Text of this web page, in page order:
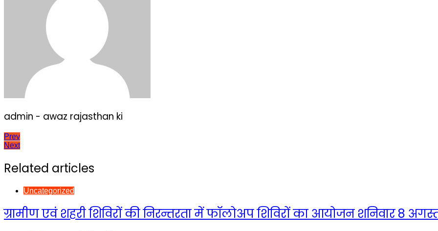
admin - awaz rajasthan ki
Post
Prev
Next
Related articles
Uncategorized
ग्रामीण एवं शहरी शिविरों की निरन्तरता में फॉलोअप शिविरों का आयोजन शनिवार 8